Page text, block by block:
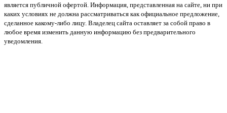
является публичной офертой. Информация, представленная на сайте, ни при
каких условиях не должна рассматриваться как официальное предложение,
сделанное какому-либо лицу. Владелец сайта оставляет за собой право в
любое время изменить данную информацию без предварительного
уведомления.